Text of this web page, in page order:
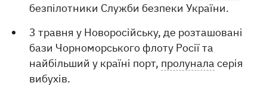
безпілотники Служби безпеки України.
3 травня у Новоросійську, де розташовані
бази Чорноморського флоту Росії та
найбільший у країні порт, пролунала серія
вибухів.